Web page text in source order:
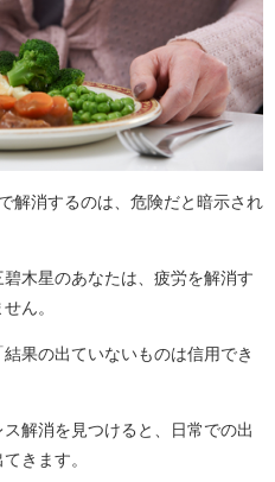
解消するのは、危険だと暗示され
木星のあなたは、疲労を解消す
ん。
果の出ていないものは信用でき
解消を見つけると、日常での出
きます。